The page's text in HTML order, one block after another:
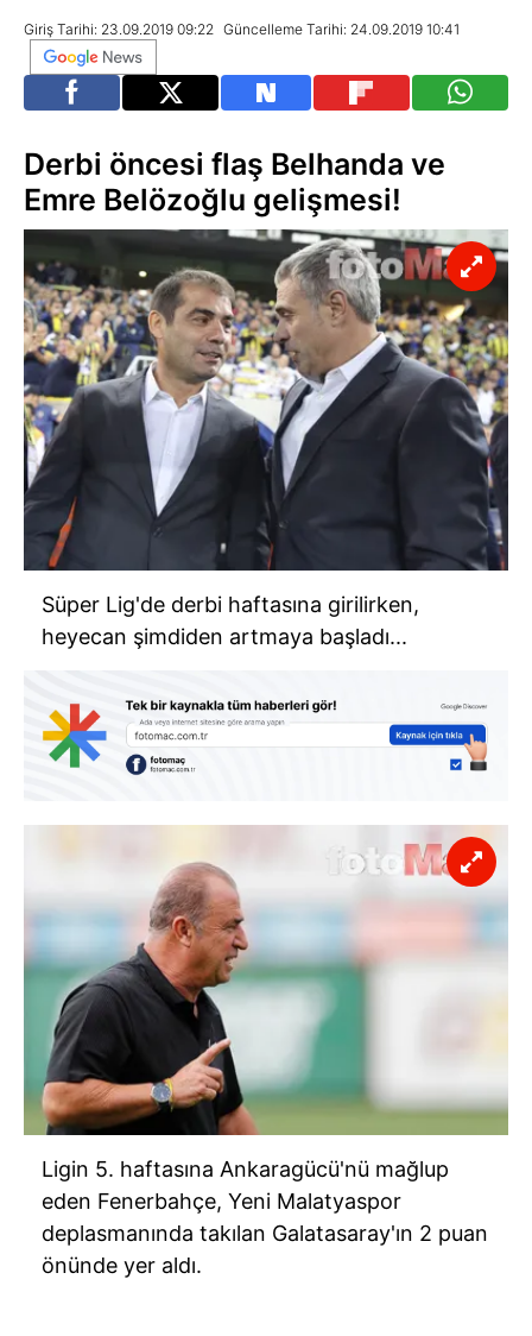
Giriş Tarihi: 23.09.2019 09:22 Güncelleme Tarihi: 24.09.2019 10:41
Derbi öncesi flaş Belhanda ve
Emre Belözoğlu gelişmesi!
Süper Lig'de derbi haftasına girilirken,
heyecan şimdiden artmaya başladı...
Ligin 5. haftasına Ankaragücü'nü mağlup
eden Fenerbahçe, Yeni Malatyaspor
deplasmanında takılan Galatasaray'ın 2 puan
önünde yer aldı.